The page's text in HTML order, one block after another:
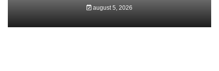
august 5, 2026